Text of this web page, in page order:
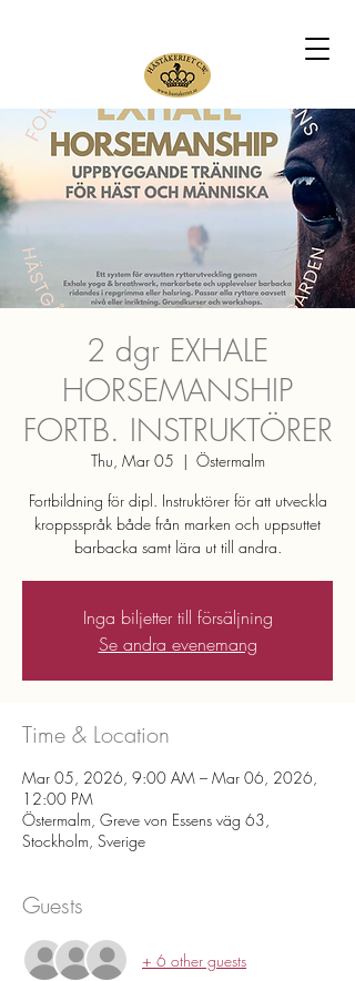
2 dgr EXHALE
HORSEMANSHIP
FORTB. INSTRUKTÖRER
Thu, Mar 05
  |
Östermalm
Fortbildning för dipl. Instruktörer för att utveckla
kroppsspråk både från marken och uppsuttet
barbacka samt lära ut till andra.
Inga biljetter till försäljning
Se andra evenemang
Time & Location
Mar 05, 2026, 9:00 AM – Mar 06, 2026,
12:00 PM
Östermalm, Greve von Essens väg 63,
Stockholm, Sverige
Guests
+ 6 other guests